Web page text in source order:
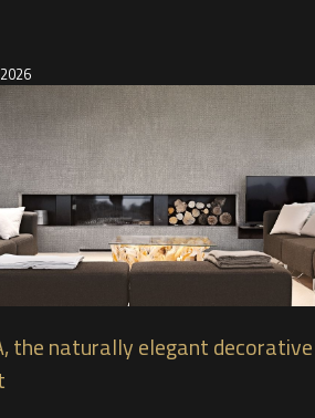
the naturally elegant decorative